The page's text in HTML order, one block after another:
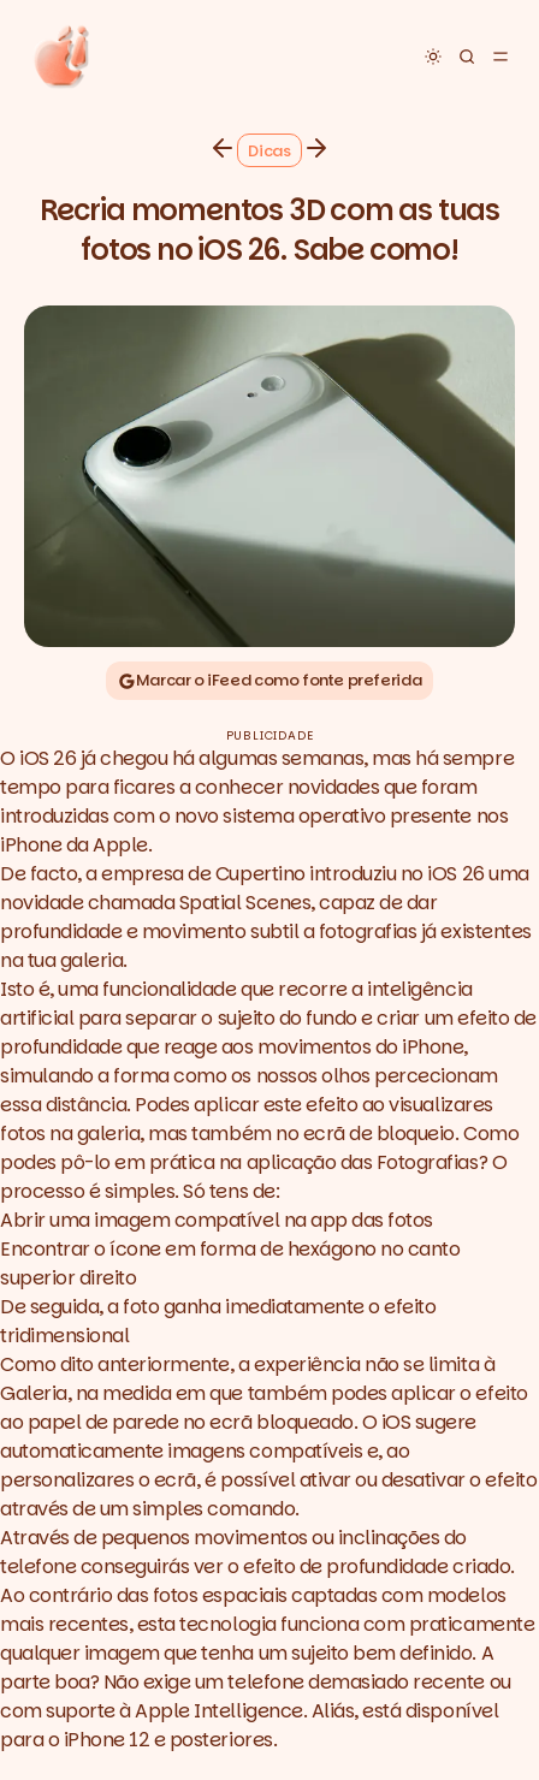
Toggle
Dicas
Recria momentos 3D com as tuas
fotos no iOS 26. Sabe como!
Marcar o iFeed como fonte preferida
PUBLICIDADE
OiOS 26 já chegou há algumas semanas, mas há sempre
tempo para ficares a conhecer novidades que foram
introduzidas com o novo sistema operativo presente nos
iPhone da Apple.
De facto, a empresa de Cupertino introduziu no iOS 26 uma
novidade chamada Spatial Scenes, capaz de dar
profundidade e movimento subtil a fotografias já existentes
na tua galeria.
Isto é, uma funcionalidade que recorre a inteligência
artificial para separar o sujeito do fundo e criar um efeito de
profundidade que reage aos movimentos do iPhone,
simulando a forma como os nossos olhos percecionam
essa distância. Podes aplicar este efeito ao visualizares
fotos na galeria, mas também no ecrã de bloqueio. Como
podes pô-lo em prática na aplicação das Fotografias? O
processo é simples. Só tens de:
Abrir uma imagem compatível naappdas fotos
Encontrar o ícone em forma de hexágono no canto
superior direito
De seguida, a foto ganha imediatamente o efeito
tridimensional
Como dito anteriormente, a experiência não se limita à
Galeria, na medida em que também podes aplicar o efeito
ao papel de parede no ecrã bloqueado. O iOS sugere
automaticamente imagens compatíveis e, ao
personalizares o ecrã, é possível ativar ou desativar o efeito
através de um simples comando.
Através de pequenos movimentos ou inclinações do
telefone conseguirás ver o efeito de profundidade criado.
Ao contrário das fotos espaciais captadas com modelos
mais recentes, esta tecnologia funciona com praticamente
qualquer imagem que tenha um sujeito bem definido. A
parte boa? Não exige um telefone demasiado recente ou
com suporte à Apple Intelligence. Aliás, está disponível
para o iPhone 12 e posteriores.